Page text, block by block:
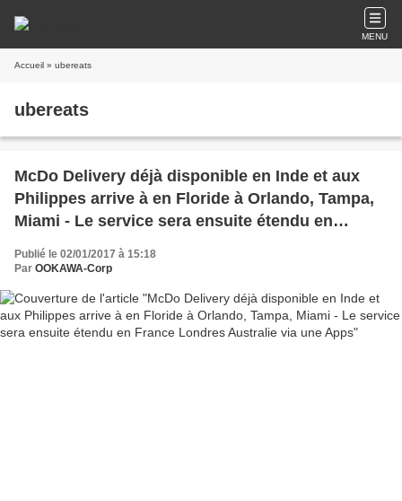
MENU
Accueil » ubereats
ubereats
McDo Delivery déjà disponible en Inde et aux
Philippes arrive à en Floride à Orlando, Tampa,
Miami - Le service sera ensuite étendu en
France Londres Australie via une Apps
Publié le 02/01/2017 à 15:18
Par OOKAWA-Corp